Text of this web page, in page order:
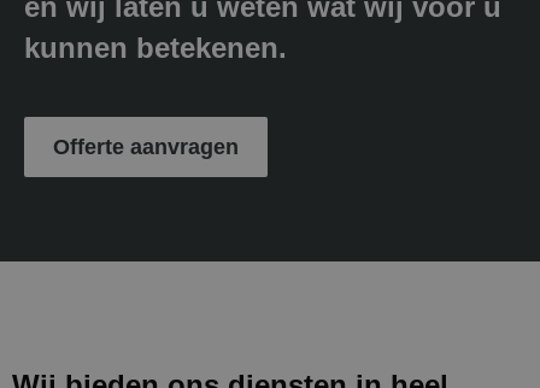
en wij laten u weten wat wij voor u
kunnen betekenen.
Offerte aanvragen